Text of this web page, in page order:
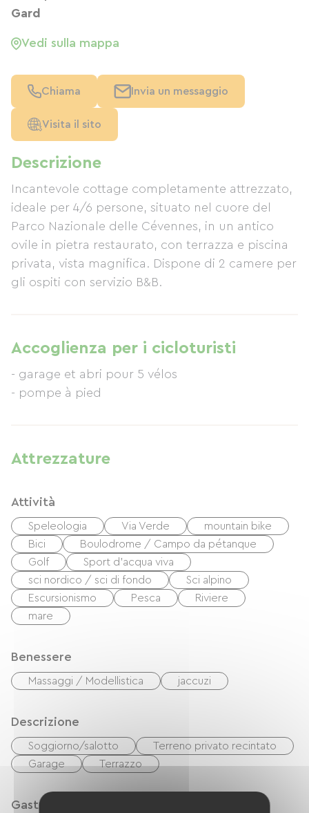
Descrizione
Incantevole cottage completamente attrezzato,
ideale per 4/6 persone, situato nel cuore del
Parco Nazionale delle Cévennes, in un antico
ovile in pietra restaurato, con terrazza e piscina
privata, vista magnifica. Dispone di 2 camere per
gli ospiti con servizio B&B.
Accoglienza per i cicloturisti
- garage et abri pour 5 vélos
- pompe à pied
Attrezzature
Attività
Speleologia Via Verde
mountain bike
Bici
Boulodrome / Campo da pétanque
Golf
Sport d'acqua viva
sci nordico / sci di fondo
Sci alpino
Escursionismo
Pesca
Riviere
mare
Benessere
Massaggi / Modellistica jaccuzi
Descrizione
Soggiorno/salotto
Terreno privato recintato
Garage
Terrazzo
Gastronomia
Gard
Vedi sulla mappa
Chiama Invia un messaggio
Visita il sito